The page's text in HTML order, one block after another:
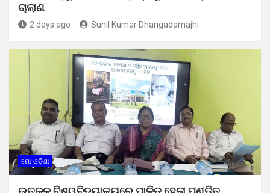
ଚାଲାଣ
2 days ago Sunil Kumar Dhangadamajhi
ମୋ ଓଡ଼ିଶା